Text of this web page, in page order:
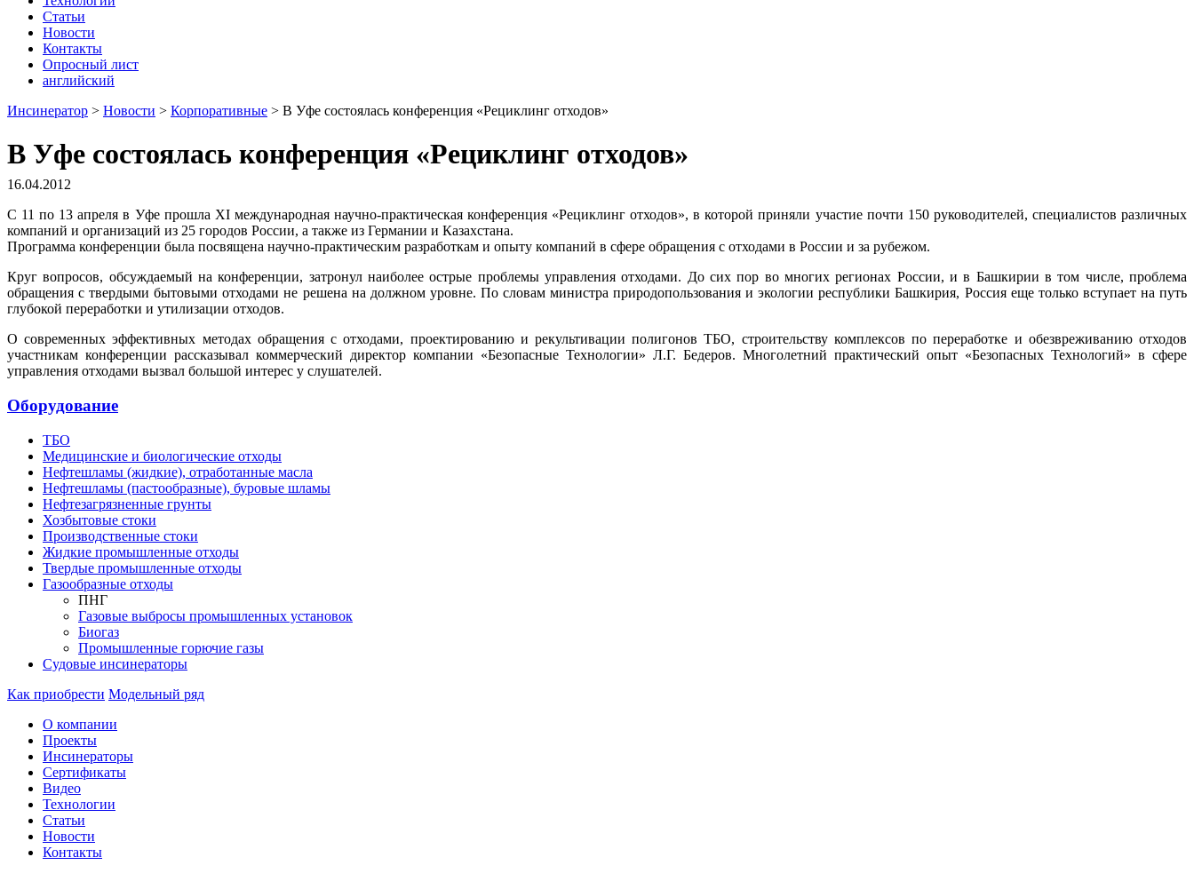
Статьи
Новости
Контакты
Опросный лист
английский
Инсинератор > Новости > Корпоративные > В Уфе состоялась конференция «Рециклинг отходов»
В Уфе состоялась конференция «Рециклинг отходов»
16.04.2012
С 11 по 13 апреля в Уфе прошла XI международная научно-практическая конференция «Рециклинг отходов», в которой приняли участие почти 150 руководителей, специалистов различных
компаний и организаций из 25 городов России, а также из Германии и Казахстана.
Программа конференции была посвящена научно-практическим разработкам и опыту компаний в сфере обращения с отходами в России и за рубежом.
Круг вопросов, обсуждаемый на конференции, затронул наиболее острые проблемы управления отходами. До сих пор во многих регионах России, и в Башкирии в том числе, проблема
обращения с твердыми бытовыми отходами не решена на должном уровне. По словам министра природопользования и экологии республики Башкирия, Россия еще только вступает на путь
глубокой переработки и утилизации отходов.
О современных эффективных методах обращения с отходами, проектированию и рекультивации полигонов ТБО, строительству комплексов по переработке и обезвреживанию отходов
участникам конференции рассказывал коммерческий директор компании «Безопасные Технологии» Л.Г. Бедеров. Многолетний практический опыт «Безопасных Технологий» в сфере
управления отходами вызвал большой интерес у слушателей.
Оборудование
ТБО
Медицинские и биологические отходы
Нефтешламы (жидкие), отработанные масла
Нефтешламы (пастообразные), буровые шламы
Нефтезагрязненные грунты
Хозбытовые стоки
Производственные стоки
Жидкие промышленные отходы
Твердые промышленные отходы
Газообразные отходы
ПНГ
Газовые выбросы промышленных установок
Биогаз
Промышленные горючие газы
Судовые инсинераторы
Как приобрести Модельный ряд
О компании
Проекты
Инсинераторы
Сертификаты
Видео
Технологии
Статьи
Новости
Контакты